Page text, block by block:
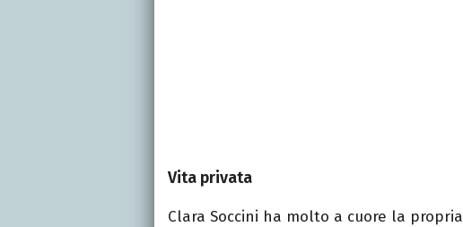
Vita privata
Clara Soccini ha molto a cuore la propria